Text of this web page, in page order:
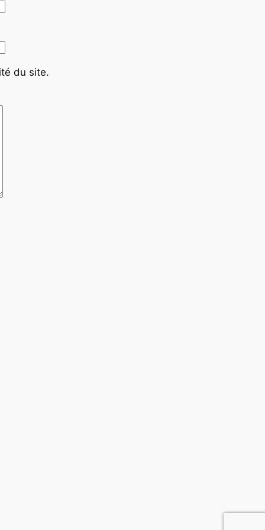
du site.